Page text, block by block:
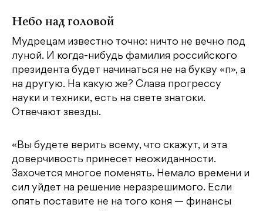
Небо над головой
Мудрецам известно точно: ничто не вечно под
луной. И когда-нибудь фамилия российского
президента будет начинаться не на букву «п», а
на другую. На какую же? Слава прогрессу
науки и техники, есть на свете знатоки.
Отвечают звезды.
«Вы будете верить всему, что скажут, и эта
доверчивость принесет неожиданности.
Захочется многое поменять. Немало времени и
сил уйдет на решение неразрешимого. Если
опять поставите не на того коня — финансы